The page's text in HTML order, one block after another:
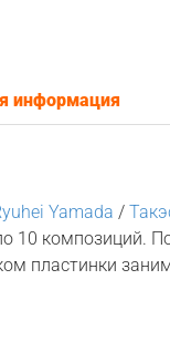
информация
Yamada /
10 композиций.
пластинки